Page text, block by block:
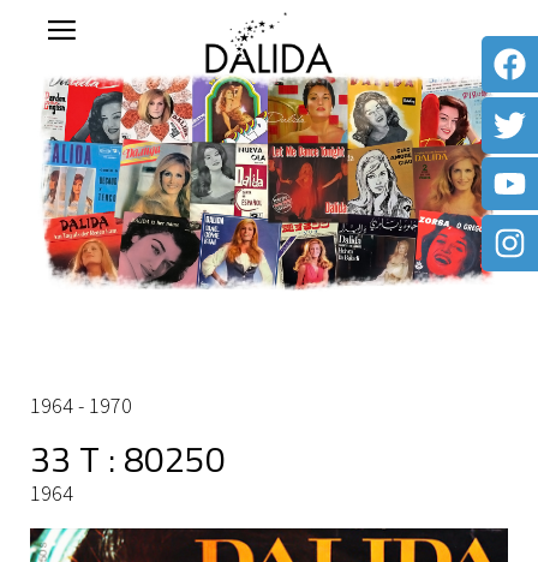
1964 - 1970
33 T : 80250
1964